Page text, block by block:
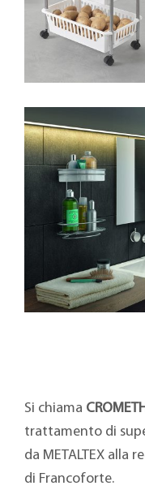
Si chiama
trattamento di
da METALTEX alla
di Francoforte.